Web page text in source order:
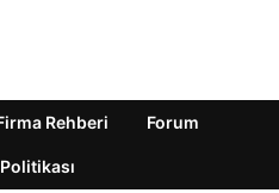
Rehberi Forum